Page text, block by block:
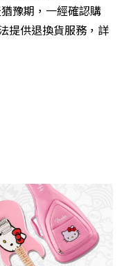
豫期，一經確認購
提供退換貨服務，詳